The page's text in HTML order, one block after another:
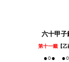
六十甲子
第十一籤【乙
●○●